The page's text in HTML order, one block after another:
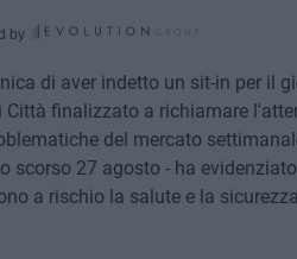
by
di aver indetto un sit-in per il
finalizzato a richiamare
del mercato
scorso 27 agosto - ha
a rischio la salute e la